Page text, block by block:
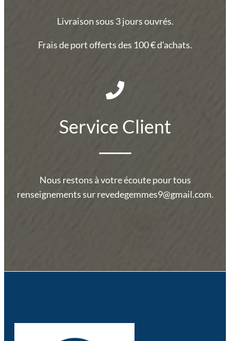
Livraison sous 3 jours ouvrés.
Frais de port offerts des 100 € d’achats.
Service Client
Nous restons à votre écoute pour tous
renseignements sur revedegemmes9@gmail.com.